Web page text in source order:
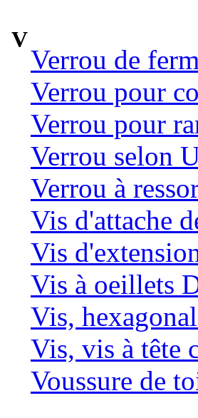
V
Verrou de
Verrou pour
Verrou pour
Verrou selon
Verrou à
Vis d'attache
Vis
Vis à oeillets
Vis,
Vis, vis à tête
Voussure de